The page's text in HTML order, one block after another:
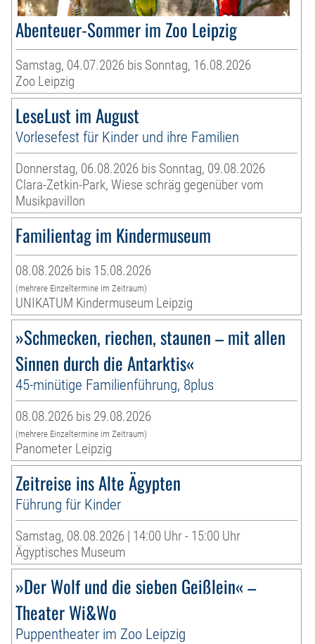
Abenteuer-Sommer im Zoo Leipzig
Samstag, 04.07.2026 bis Sonntag, 16.08.2026
Zoo Leipzig
LeseLust im August
Vorlesefest für Kinder und ihre Familien
Donnerstag, 06.08.2026 bis Sonntag, 09.08.2026
Clara-Zetkin-Park, Wiese schräg gegenüber vom
Musikpavillon
Familientag im Kindermuseum
08.08.2026 bis 15.08.2026
(mehrere Einzeltermine im Zeitraum)
UNIKATUM Kindermuseum Leipzig
»Schmecken, riechen, staunen – mit allen
Sinnen durch die Antarktis«
45-minütige Familienführung, 8plus
08.08.2026 bis 29.08.2026
(mehrere Einzeltermine im Zeitraum)
Panometer Leipzig
Zeitreise ins Alte Ägypten
Führung für Kinder
Samstag, 08.08.2026 | 14:00 Uhr - 15:00 Uhr
Ägyptisches Museum
»Der Wolf und die sieben Geißlein« –
Theater Wi&Wo
Puppentheater im Zoo Leipzig